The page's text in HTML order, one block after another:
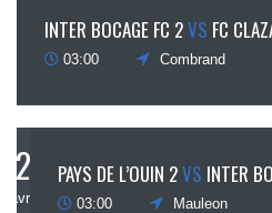
INTER BOCAGE FC 2VS FC
03:00 Combrand
2
avril
PAYS DE L’OUIN 2VS INTER
03:00 Mauleon